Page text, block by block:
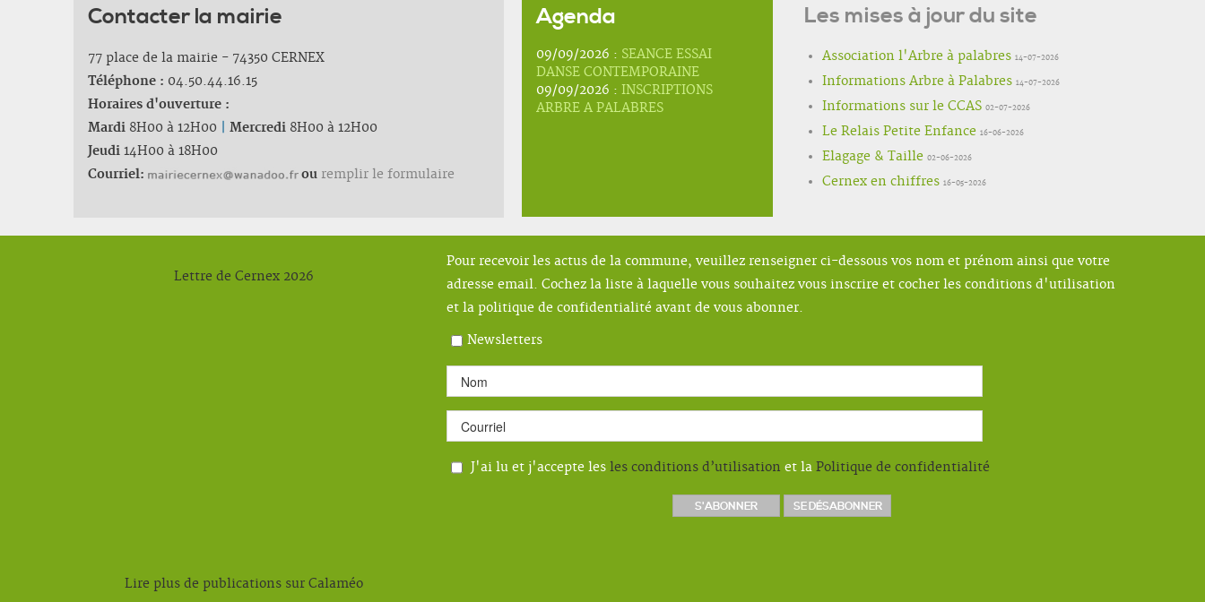
Contacter la mairie
77 place de la mairie - 74350 CERNEX
Téléphone : 04.50.44.16.15
Horaires d'ouverture :
Mardi 8H00 à 12H00 Mercredi 8H00 à 12H00
Jeudi 14H00 à 18H00
Courriel:
ou remplir le formulaire
Agenda
09/09/2026 : SEANCE ESSAI
DANSE CONTEMPORAINE
09/09/2026 : INSCRIPTIONS
ARBRE A PALABRES
Les mises à jour du site
Association l'Arbre à palabres 14-07-2026
Informations Arbre à Palabres 14-07-2026
Informations sur le CCAS 02-07-2026
Le Relais Petite Enfance 16-06-2026
Elagage & Taille 02-06-2026
Cernex en chiffres 16-05-2026
Lettre de Cernex 2026
Lire plus de publications sur Calaméo
Pour recevoir les actus de la commune, veuillez renseigner ci-dessous vos nom et prénom ainsi que votre
adresse email. Cochez la liste à laquelle vous souhaitez vous inscrire et cocher les conditions d'utilisation
et la politique de confidentialité avant de vous abonner.
Newsletters
J'ai lu et j'accepte les les conditions d’utilisation et la Politique de confidentialité